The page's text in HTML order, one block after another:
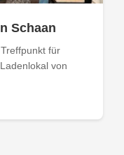
Schaan
für
von